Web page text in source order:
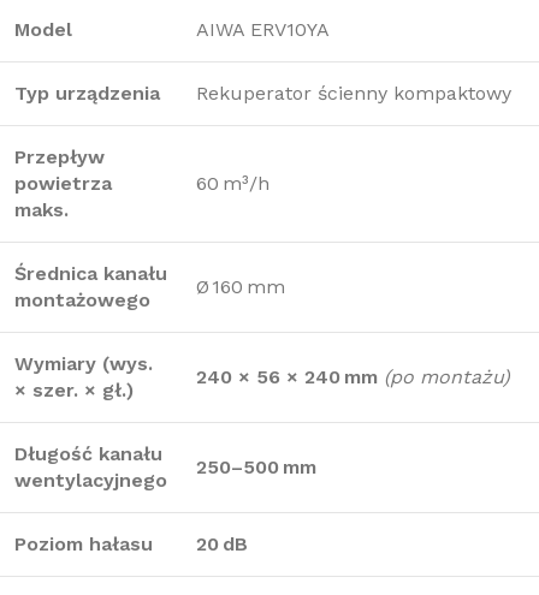
Model AIWA ERV10YA
Typ urządzenia Rekuperator ścienny kompaktowy
Przepływ
powietrza
maks.
60 m³/h
Średnica kanału
montażowego
Ø 160 mm
Wymiary (wys.
× szer. × gł.)
240 × 56 × 240 mm (po montażu)
Długość kanału
wentylacyjnego
250–500 mm
Poziom hałasu 20 dB